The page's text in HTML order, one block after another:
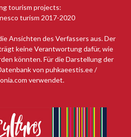
tourism projects:
turism 2017-2020
Ansichten des Verfassers aus. Der
keine Verantwortung dafür, wie
könnten. Für die Darstellung der
von puhkaeestis.ee /
verwendet.